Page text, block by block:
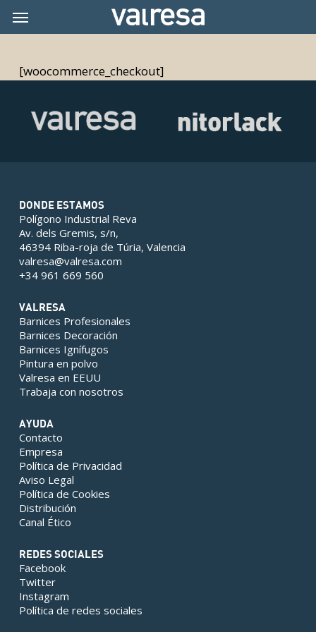
content
Menu
[woocommerce_checkout]
DONDE ESTAMOS
Polígono Industrial Reva
Av. dels Gremis, s/n,
46394 Riba-roja de Túria, Valencia
valresa@valresa.com
+34 961 669 560
VALRESA
Barnices Profesionales
Barnices Decoración
Barnices Ignífugos
Pintura en polvo
Valresa en EEUU
Trabaja con nosotros
AYUDA
Contacto
Empresa
Política de Privacidad
Aviso Legal
Política de Cookies
Distribución
Canal Ético
REDES SOCIALES
Facebook
Twitter
Instagram
Política de redes sociales